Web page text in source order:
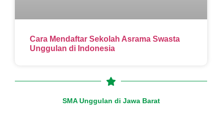
Cara Mendaftar Sekolah Asrama Swasta
Unggulan di Indonesia
SMA Unggulan di Jawa Barat